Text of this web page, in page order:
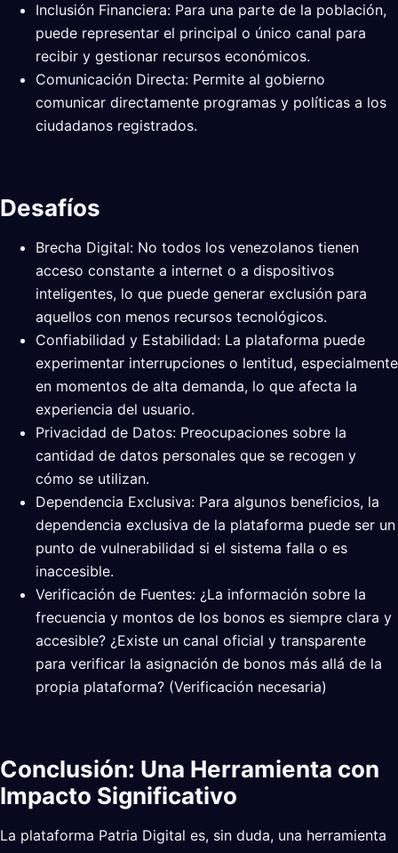
Inclusión Financiera: Para una parte de la población,
puede representar el principal o único canal para
recibir y gestionar recursos económicos.
Comunicación Directa: Permite al gobierno
comunicar directamente programas y políticas a los
ciudadanos registrados.
Desafíos
Brecha Digital: No todos los venezolanos tienen
acceso constante a internet o a dispositivos
inteligentes, lo que puede generar exclusión para
aquellos con menos recursos tecnológicos.
Confiabilidad y Estabilidad: La plataforma puede
experimentar interrupciones o lentitud, especialmente
en momentos de alta demanda, lo que afecta la
experiencia del usuario.
Privacidad de Datos: Preocupaciones sobre la
cantidad de datos personales que se recogen y
cómo se utilizan.
Dependencia Exclusiva: Para algunos beneficios, la
dependencia exclusiva de la plataforma puede ser un
punto de vulnerabilidad si el sistema falla o es
inaccesible.
Verificación de Fuentes: ¿La información sobre la
frecuencia y montos de los bonos es siempre clara y
accesible? ¿Existe un canal oficial y transparente
para verificar la asignación de bonos más allá de la
propia plataforma? (Verificación necesaria)
Conclusión: Una Herramienta con
Impacto Significativo
La plataforma Patria Digital es, sin duda, una herramienta